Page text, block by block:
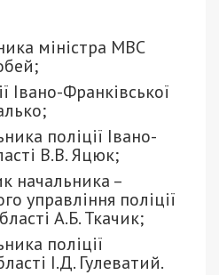
міністра МВС
Івано-Франківської
поліції Івано-
В.В. Яцюк;
начальника –
управління поліції
А.Б. Ткачик;
поліції
І.Д. Гулеватий.